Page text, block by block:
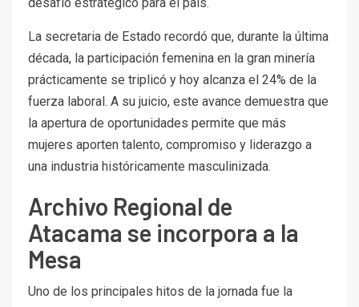
La secretaria de Estado recordó que, durante la última
década, la participación femenina en la gran minería
prácticamente se triplicó y hoy alcanza el 24% de la
fuerza laboral. A su juicio, este avance demuestra que
la apertura de oportunidades permite que más
mujeres aporten talento, compromiso y liderazgo a
una industria históricamente masculinizada.
Archivo Regional de
Atacama se incorpora a la
Mesa
Uno de los principales hitos de la jornada fue la